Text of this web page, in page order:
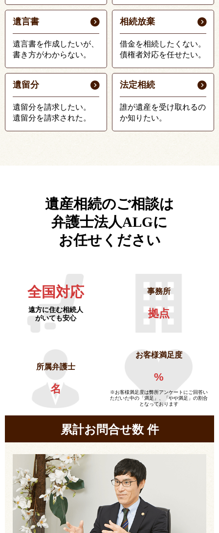
遺言書
遺言書を作成したいが、
書き方がわからない。
相続放棄
借金を相続したくない。
債権者対応を任せたい。
遺留分
遺留分を請求したい。
遺留分を請求された。
法定相続
誰が遺産を受け取れるの
か知りたい。
遺産相続のご相談は
弁護士法人ALGに
お任せください
全国対応
遠方に住む相続人
がいても安心
事務所
拠点
所属弁護士
名
お客様満足度
%
※お客様満足度は弊所アンケートにご回答い
ただいた中の「満足」、「やや満足」の割合
となっております
累計お問合せ数件